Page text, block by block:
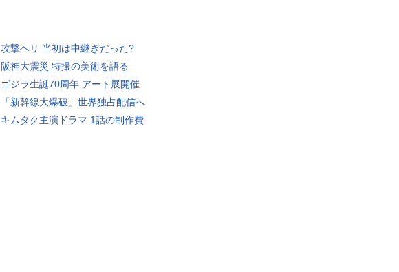
攻撃ヘリ 当初は中継ぎだった?
阪神大震災 特撮の美術を語る
ゴジラ生誕70周年 アート展開催
「新幹線大爆破」世界独占配信へ
キムタク主演ドラマ 1話の制作費